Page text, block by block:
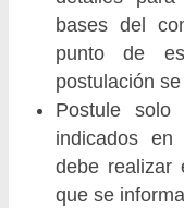
bases del
punto de
postulación
Postule
indicados
debe realizar
que se